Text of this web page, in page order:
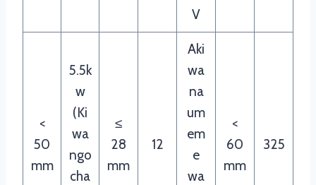
V
<
50
mm
5.5k
w
(Ki
wa
ngo
cha
≤
28
mm
12
Aki
wa
na
um
em
e
wa
<
60
mm
325